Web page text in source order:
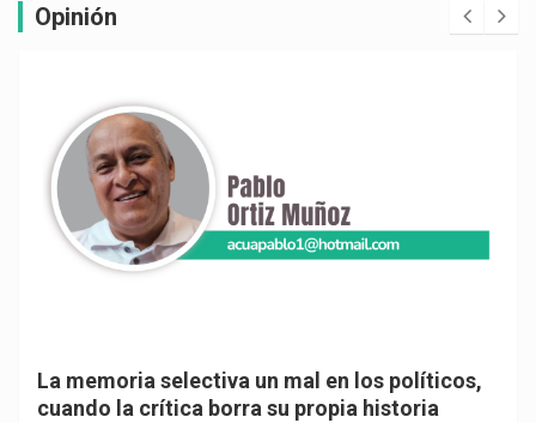
Opinión
La memoria selectiva un mal en los políticos,
cuando la crítica borra su propia historia